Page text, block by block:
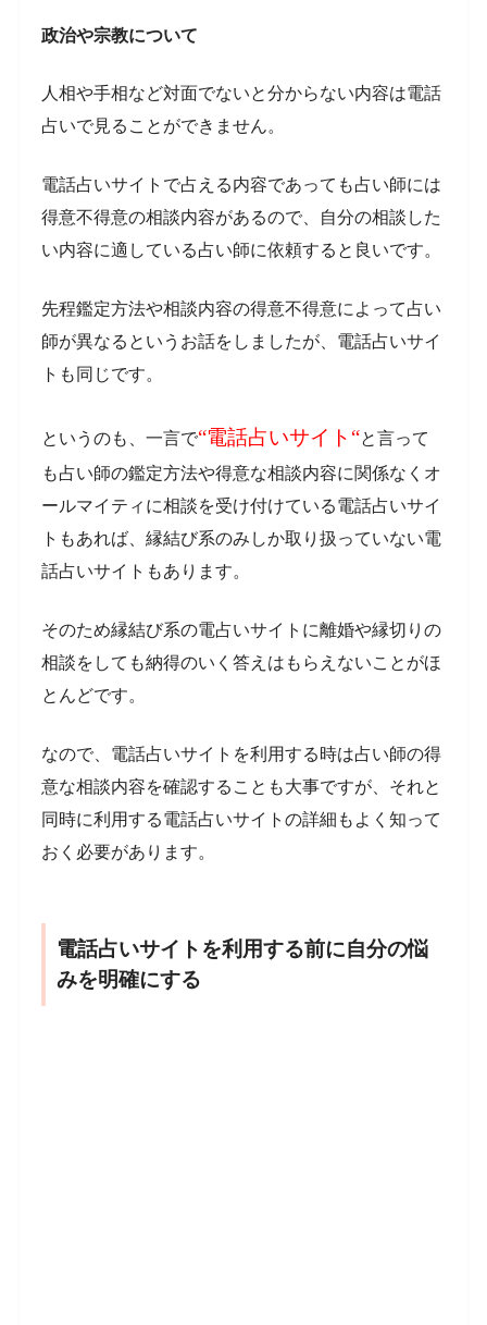
政治や宗教について
人相や手相など対面でないと分からない内容は電話
占いで見ることができません。
電話占いサイトで占える内容であっても占い師には
得意不得意の相談内容があるので、自分の相談した
い内容に適している占い師に依頼すると良いです。
先程鑑定方法や相談内容の得意不得意によって占い
師が異なるというお話をしましたが、電話占いサイ
トも同じです。
というのも、一言で“電話占いサイト“と言って
も占い師の鑑定方法や得意な相談内容に関係なくオ
ールマイティに相談を受け付けている電話占いサイ
トもあれば、縁結び系のみしか取り扱っていない電
話占いサイトもあります。
そのため縁結び系の電占いサイトに離婚や縁切りの
相談をしても納得のいく答えはもらえないことがほ
とんどです。
なので、電話占いサイトを利用する時は占い師の得
意な相談内容を確認することも大事ですが、それと
同時に利用する電話占いサイトの詳細もよく知って
おく必要があります。
電話占いサイトを利用する前に自分の悩
みを明確にする